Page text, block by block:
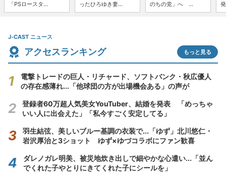
「PSロースタ...
ったひろゆき妻...
のちの党」へ ...
J-CAST ニュース
アクセスランキング もっと見る
電撃トレードの巨人・リチャード、ソフトバンク・秋広優人
の存在感薄れ...「他球団の方が出場機会ある」の声が
登録者60万超人気美女YouTuber、結婚を発表 「めっちゃ
いい人に出会えた」「私今すごく安定してる」
羽生結弦、美しいブルー基調の衣装で...「ゆず」北川悠仁・
岩沢厚治と3ショット ゆず×ゆづコラボにファン歓喜
ダレノガレ明美、被災地炊き出しで細やかな心遣い...「並ん
でくれた子やとりにきてくれた子にシールを」